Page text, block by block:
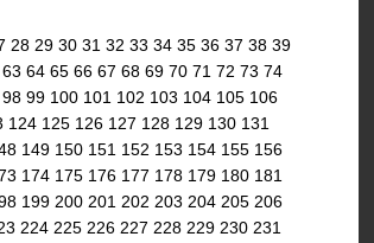
28 29 30 31 32 33 34 35 36 37 38 39
63 64 65 66 67 68 69 70 71 72 73 74
98 99 100 101 102 103 104 105 106
124 125 126 127 128 129 130 131
149 150 151 152 153 154 155 156
174 175 176 177 178 179 180 181
199 200 201 202 203 204 205 206
224 225 226 227 228 229 230 231